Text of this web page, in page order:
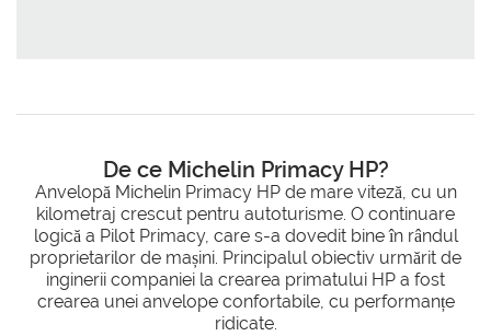
De ce Michelin Primacy HP?
Anvelopă Michelin Primacy HP de mare viteză, cu un
kilometraj crescut pentru autoturisme. O continuare
logică a Pilot Primacy, care s-a dovedit bine în rândul
proprietarilor de mașini. Principalul obiectiv urmărit de
inginerii companiei la crearea primatului HP a fost
crearea unei anvelope confortabile, cu performanțe
ridicate.